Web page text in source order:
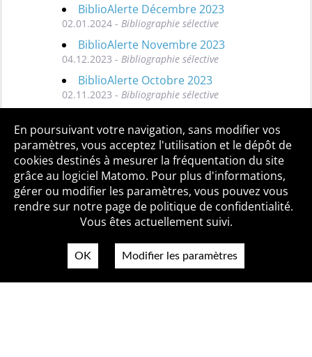
BiblioAlerte Décembre 2023
02.01.2024 - Bibliographie sélective
BiblioAlerte Novembre 2023
04.12.2023 - Bibliographie sélective
BiblioAlerte Octobre 2023
02.11.2023 - Bibliographie sélective
Toutes les BiblioAlertes
Qui sommes-nous ? Mentions légales
Accessibilité
Politique de confidentialité
Contact
En poursuivant votre navigation, sans modifier vos
paramètres, vous acceptez l'utilisation et le dépôt de
cookies destinés à mesurer la fréquentation du site
grâce au logiciel Matomo. Pour plus d'informations,
gérer ou modifier les paramètres, vous pouvez vous
rendre sur notre page de politique de confidentialité.
Vous êtes actuellement suivi.
OK Modifier les paramètres